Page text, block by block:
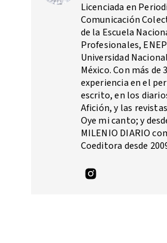
Licenciada en
Comunicación
de la Escuela
Profesionales,
Universidad
México. Con más de
experiencia en el
escrito, en los
Afición, y las
Oye mi canto; y
MILENIO DIARIO
Coeditora desde